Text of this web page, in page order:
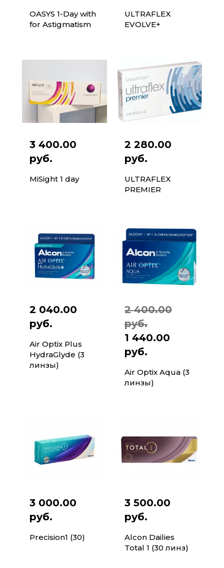
OASYS 1-Day with
for Astigmatism
ULTRAFLEX
EVOLVE+
3 400.00
руб.
MiSight 1 day
2 280.00
руб.
ULTRAFLEX
PREMIER
2 040.00
руб.
Air Optix Plus
HydraGlyde (3
линзы)
2 400.00
руб.
1 440.00
руб.
Air Optix Aqua (3
линзы)
3 000.00
руб.
Precision1 (30)
3 500.00
руб.
Alcon Dailies
Total 1 (30 линз)